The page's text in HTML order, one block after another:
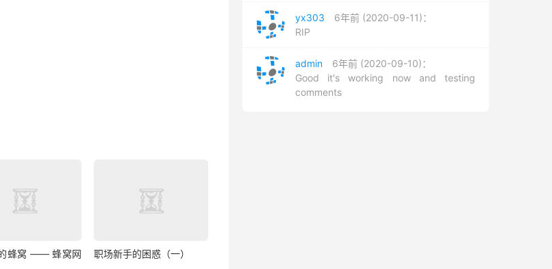
蜂窝 —— 蜂窝网
职场新手的困惑（一）
yx303
6年前 (2020-09-11)：
RIP
admin
6年前 (2020-09-10)：
Good it's working now and testing
comments